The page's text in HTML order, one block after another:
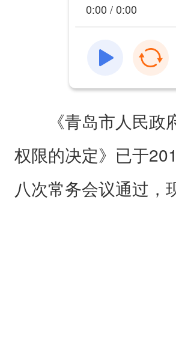
0:00 / 0:00
《青岛市人民政
权限的决定》已于
八次常务会议通过，